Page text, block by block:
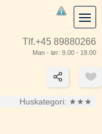
Tlf.+45 89880266
Man - lør: 9.00 - 18.00
Huskategori: ★★★